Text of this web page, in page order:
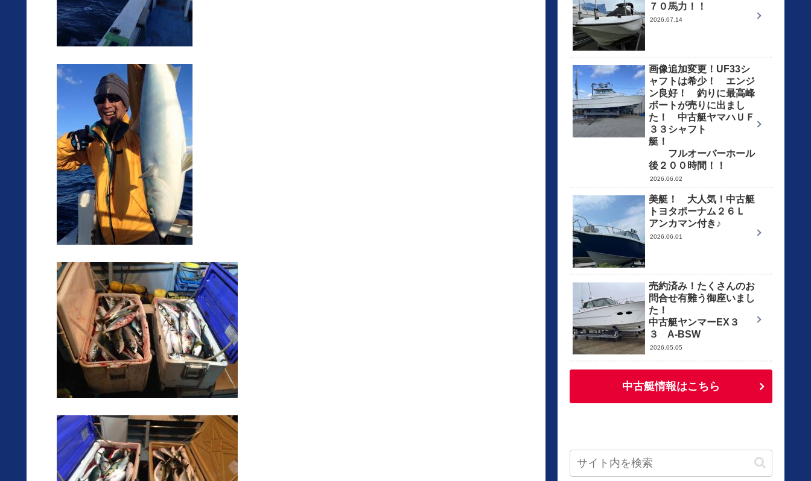
７０馬力！！
2026.07.14
画像追加変更！UF33シ
ャフトは希少！ エンジ
ン良好！ 釣りに最高峰
ボートが売りに出まし
た！ 中古艇ヤマハＵＦ
３３シャフト
艇！
フルオーバーホール
後２００時間！！
2026.06.02
美艇！ 大人気！中古艇
トヨタポーナム２６Ｌ
アンカマン付き♪
2026.06.01
売約済み！たくさんのお
問合せ有難う御座いまし
た！
中古艇ヤンマーEX３
３ A-BSW
2026.05.05
中古艇情報はこちら